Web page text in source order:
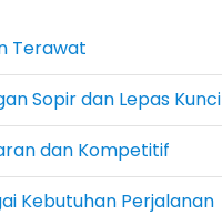
Terawat
Sopir dan Lepas Kunci
dan Kompetitif
Kebutuhan Perjalanan